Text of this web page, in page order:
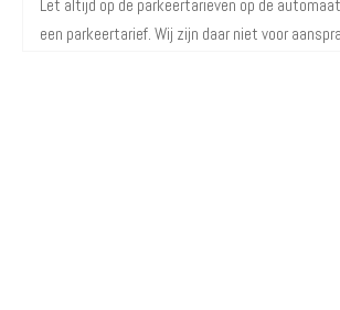
Let altijd op de parkeertarieven op de
een parkeertarief. Wij zijn daar niet voor